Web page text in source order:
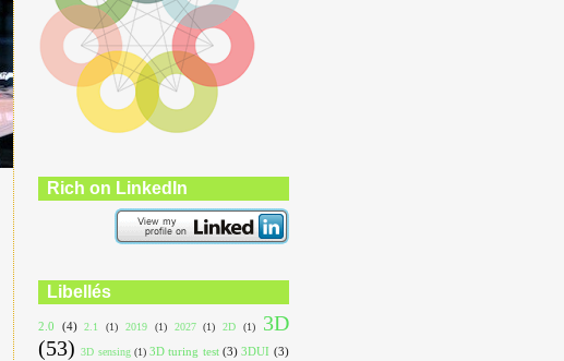
Rich on LinkedIn
Libellés
2.0 (4) 2.1 (1) 2019 (1) 2027 (1) 2D (1)
3D
(53) 3D sensing (1) 3D turing test (3) 3DUI (3)